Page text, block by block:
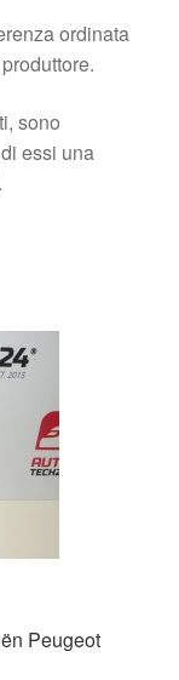
ordinata
sono
essi una
Peugeot